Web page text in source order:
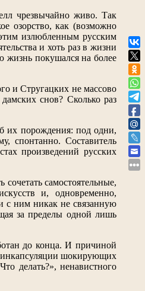
чрезвычайно живо. Так
озорство, как (возможно
излюбленным русским
и хоть раз в жизни
жизнь покушался на более
и Стругацких не массово
снов? Сколько раз
их порождения: под одни,
спонтанно. Составитель
произведений русских
самостоятельные,
и, одновременно,
с ним никак не связанную
за пределы одной лишь
до конца. И причиной
инкапсуляции шокирующих
делать?», ненавистного